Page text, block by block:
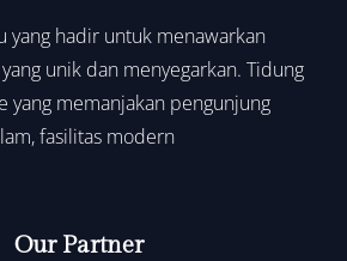
yang hadir untuk menawarkan
unik dan menyegarkan. Tidung
yang memanjakan pengunjung
fasilitas modern
Our Partner